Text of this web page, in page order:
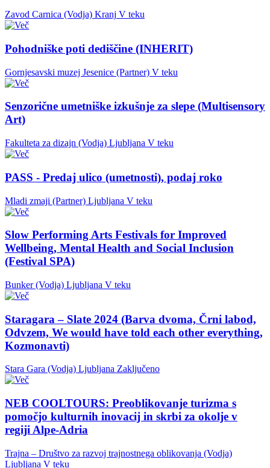
Zavod Carnica (Vodja) Kranj V teku
Pohodniške poti dediščine (INHERIT)
Gornjesavski muzej Jesenice (Partner) V teku
Senzorične umetniške izkušnje za slepe (Multisensory
Art)
Fakulteta za dizajn (Vodja) Ljubljana V teku
PASS - Predaj ulico (umetnosti), podaj roko
Mladi zmaji (Partner) Ljubljana V teku
Slow Performing Arts Festivals for Improved
Wellbeing, Mental Health and Social Inclusion
(Festival SPA)
Bunker (Vodja) Ljubljana V teku
Staragara – Slate 2024 (Barva dvoma, Črni labod,
Odvzem, We would have told each other everything,
Kozmonavti)
Stara Gara (Vodja) Ljubljana Zaključeno
NEB COOLTOURS: Preoblikovanje turizma s
pomočjo kulturnih inovacij in skrbi za okolje v
regiji Alpe-Adria
Trajna – Društvo za razvoj trajnostnega oblikovanja (Vodja)
Ljubljana V teku